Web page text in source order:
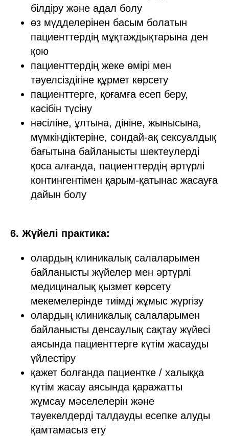
білдіру және адал болу
өз мүдделерінен басым болатын
пациенттердің мұқтаждықтарына ден
қою
пациенттердің жеке өмірі мен
тәуелсіздігіне құрмет көрсету
пациенттерге, қоғамға есеп беру,
кәсібін түсіну
нәсіліне, ұлтына, дініне, жынысына,
мүмкіндіктеріне, сондай-ақ сексуалдық
бағытына байланысты шектеулерді
қоса алғанда, пациенттердің әртүрлі
контингентімен қарым-қатынас жасауға
дайын болу
6. Жүйелі практика:
олардың клиникалық салаларымен
байланысты жүйелер мен әртүрлі
медициналық қызмет көрсету
мекемелерінде тиімді жұмыс жүргізу
олардың клиникалық салаларымен
байланысты денсаулық сақтау жүйесі
аясында пациенттерге күтім жасауды
үйлестіру
қажет болғанда пациентке / халыққа
күтім жасау аясында қаражатты
жұмсау мәселелерін және
тәуекелдерді талдауды есепке алуды
қамтамасыз ету